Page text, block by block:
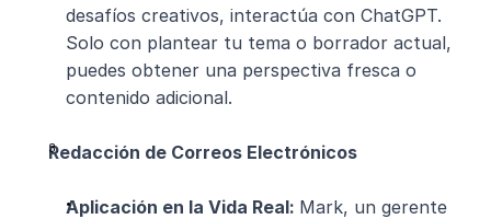
desafíos creativos, interactúa con ChatGPT.
Solo con plantear tu tema o borrador actual,
puedes obtener una perspectiva fresca o
contenido adicional.
Redacción de Correos Electrónicos
Aplicación en la Vida Real: Mark, un gerente